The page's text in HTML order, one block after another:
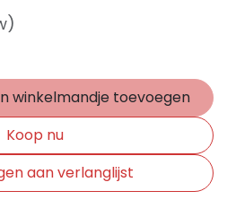
winkelmandje toevoegen
Koop nu
aan verlanglijst